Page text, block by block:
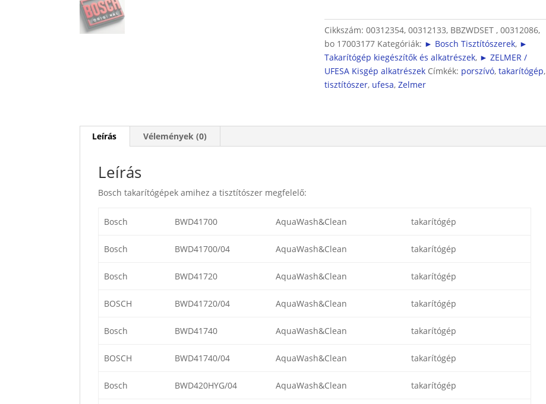
habzásgátló
BBZWDSET
mennyiség
Cikkszám:00312354, 00312133, BBZWDSET , 00312086,
bo 17003177 Kategóriák: ► Bosch Tisztítószerek, ►
Takarítógép kiegészítők és alkatrészek, ► ZELMER /
UFESA Kisgép alkatrészek Címkék: porszívó,takarítógép,
tisztítószer, ufesa,Zelmer
Leírás Vélemények (0)
Leírás
Bosch takarítógépek amihez a tisztítószer megfelelő:
Bosch BWD41700 AquaWash&Clean takarítógép
Bosch BWD41700/04 AquaWash&Clean takarítógép
Bosch BWD41720 AquaWash&Clean takarítógép
BOSCH BWD41720/04 AquaWash&Clean takarítógép
Bosch BWD41740 AquaWash&Clean takarítógép
BOSCH BWD41740/04 AquaWash&Clean takarítógép
Bosch BWD420HYG/04 AquaWash&Clean takarítógép